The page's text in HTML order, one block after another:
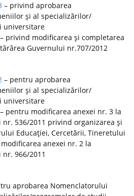
– privind aprobarea
şi al specializărilor/
universitare
– privind modificarea şi completarea
Guvernului nr.707/2012
– pentru aprobarea
şi al specializărilor/
universitare
– pentru modificarea anexei nr. 3 la
536/2011 privind organizarea şi
Educaţiei, Cercetării, Tineretului
anexei nr. 2 la
966/2011
aprobarea Nomenclatorului